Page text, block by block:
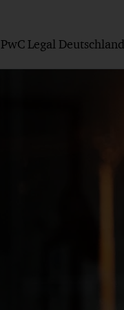
PwC Legal Deutschland